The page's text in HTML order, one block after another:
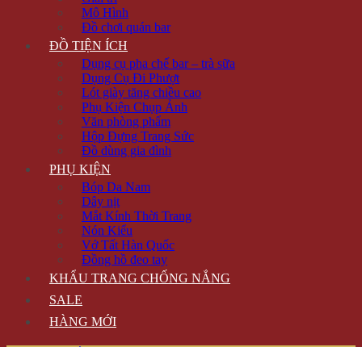
Mô Hình
Đồ chơi quán bar
ĐỒ TIỆN ÍCH
Dụng cụ pha chế bar – trà sữa
Dụng Cụ Đi Phượt
Lót giày tăng chiều cao
Phụ Kiện Chụp Ảnh
Văn phòng phẩm
Hộp Đựng Trang Sức
Đồ dùng gia đình
PHỤ KIỆN
Bóp Da Nam
Dây nịt
Mắt Kính Thời Trang
Nón Kiểu
Vớ Tất Hàn Quốc
Đồng hồ đeo tay
KHẨU TRANG CHỐNG NẮNG
SALE
HÀNG MỚI